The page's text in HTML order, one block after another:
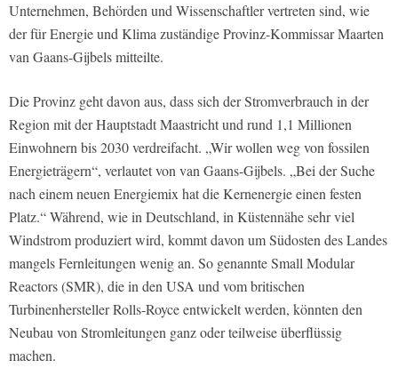
Unternehmen, Behörden und Wissenschaftler vertreten sind, wie
der für Energie und Klima zuständige Provinz-Kommissar Maarten
van Gaans-Gijbels mitteilte.
Die Provinz geht davon aus, dass sich der Stromverbrauch in der
Region mit der Hauptstadt Maastricht und rund 1,1 Millionen
Einwohnern bis 2030 verdreifacht. „Wir wollen weg von fossilen
Energieträgern“, verlautet von van Gaans-Gijbels. „Bei der Suche
nach einem neuen Energiemix hat die Kernenergie einen festen
Platz.“ Während, wie in Deutschland, in Küstennähe sehr viel
Windstrom produziert wird, kommt davon um Südosten des Landes
mangels Fernleitungen wenig an. So genannte Small Modular
Reactors (SMR), die in den USA und vom britischen
Turbinenhersteller Rolls-Royce entwickelt werden, könnten den
Neubau von Stromleitungen ganz oder teilweise überflüssig
machen.